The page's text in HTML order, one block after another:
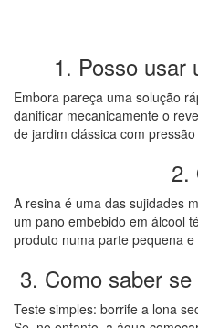
1. Posso usar
Embora pareça uma solução
danificar mecanicamente o
de jardim clássica com
2.
A resina é uma das sujidades
um pano embebido em álcool
produto numa parte pequena
3. Como saber
Teste simples: borrife a lona